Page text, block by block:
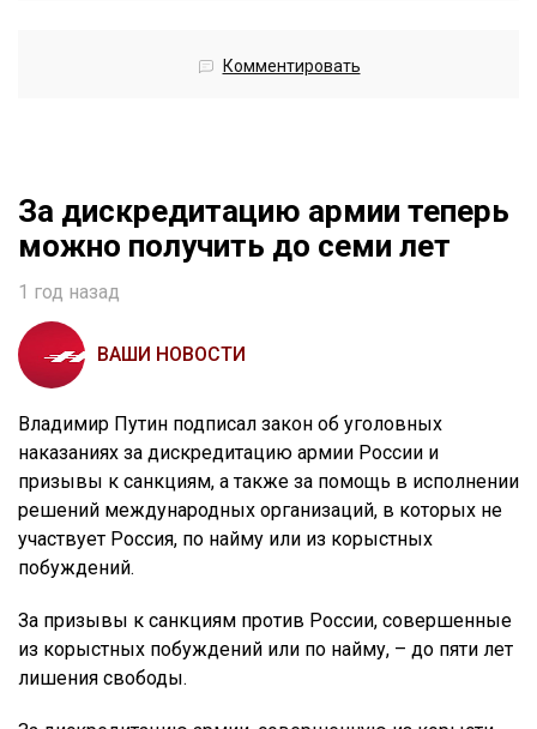
Комментировать
За дискредитацию армии теперь
можно получить до семи лет
1 год назад
ВАШИ НОВОСТИ
Владимир Путин подписал закон об уголовных
наказаниях за дискредитацию армии России и
призывы к санкциям, а также за помощь в исполнении
решений международных организаций, в которых не
участвует Россия, по найму или из корыстных
побуждений.
За призывы к санкциям против России, совершенные
из корыстных побуждений или по найму, – до пяти лет
лишения свободы.